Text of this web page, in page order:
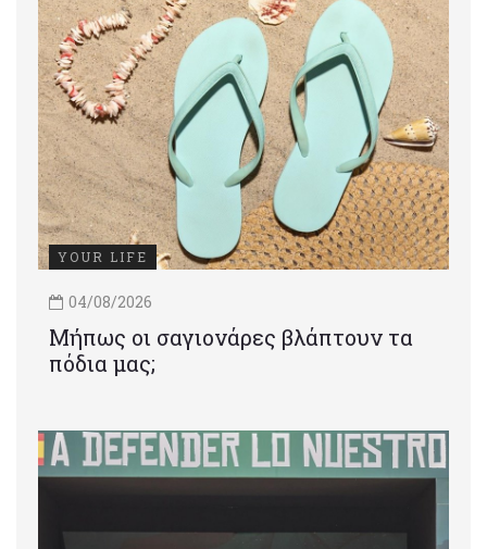
YOUR LIFE
04/08/2026
Μήπως οι σαγιονάρες βλάπτουν τα
πόδια μας;